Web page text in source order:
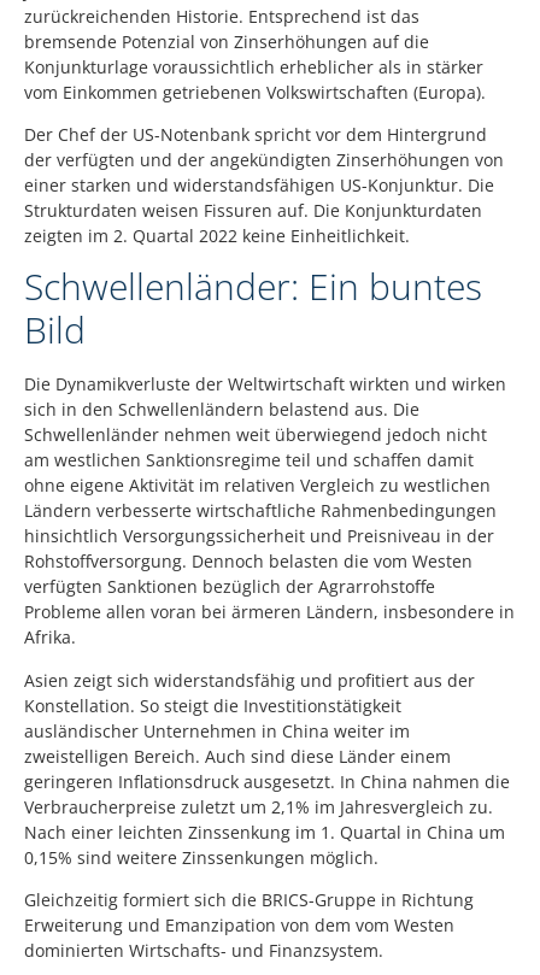
zurückreichenden Historie. Entsprechend ist das
bremsende Potenzial von Zinserhöhungen auf die
Konjunkturlage voraussichtlich erheblicher als in stärker
vom Einkommen getriebenen Volkswirtschaften (Europa).
Der Chef der US-Notenbank spricht vor dem Hintergrund
der verfügten und der angekündigten Zinserhöhungen von
einer starken und widerstandsfähigen US-Konjunktur. Die
Strukturdaten weisen Fissuren auf. Die Konjunkturdaten
zeigten im 2. Quartal 2022 keine Einheitlichkeit.
Schwellenländer: Ein buntes
Bild
Die Dynamikverluste der Weltwirtschaft wirkten und wirken
sich in den Schwellenländern belastend aus. Die
Schwellenländer nehmen weit überwiegend jedoch nicht
am westlichen Sanktionsregime teil und schaffen damit
ohne eigene Aktivität im relativen Vergleich zu westlichen
Ländern verbesserte wirtschaftliche Rahmenbedingungen
hinsichtlich Versorgungssicherheit und Preisniveau in der
Rohstoffversorgung. Dennoch belasten die vom Westen
verfügten Sanktionen bezüglich der Agrarrohstoffe
Probleme allen voran bei ärmeren Ländern, insbesondere in
Afrika.
Asien zeigt sich widerstandsfähig und profitiert aus der
Konstellation. So steigt die Investitionstätigkeit
ausländischer Unternehmen in China weiter im
zweistelligen Bereich. Auch sind diese Länder einem
geringeren Inflationsdruck ausgesetzt. In China nahmen die
Verbraucherpreise zuletzt um 2,1% im Jahresvergleich zu.
Nach einer leichten Zinssenkung im 1. Quartal in China um
0,15% sind weitere Zinssenkungen möglich.
Gleichzeitig formiert sich die BRICS-Gruppe in Richtung
Erweiterung und Emanzipation von dem vom Westen
dominierten Wirtschafts- und Finanzsystem.